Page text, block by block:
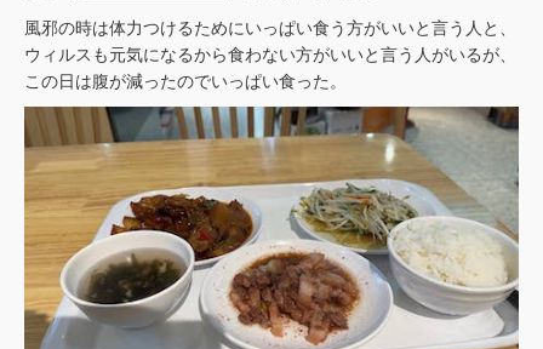
風邪の時は体力つけるためにいっぱい食う方がいいと言う人と、
ウィルスも元気になるから食わない方がいいと言う人がいるが、
この日は腹が減ったのでいっぱい食った。